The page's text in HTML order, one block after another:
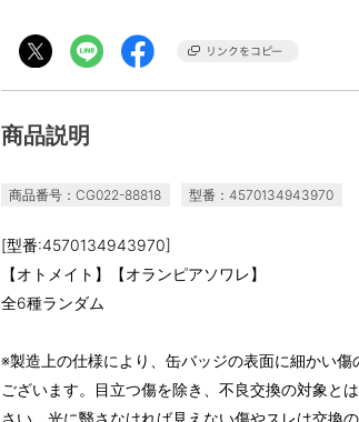
商品説明
商品番号：CG022-88818 型番：4570134943970
[型番:4570134943970]
【オトメイト】【オランピアソワレ】
全6種ランダム
※製造上の仕様により、缶バッジの表面に細かい
ございます。目立つ傷を除き、不良交換の対象と
さい。光に翳さなければ見えない傷やスレは交換